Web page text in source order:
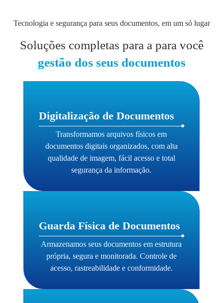
Tecnologia e segurança para seus documentos, em um só lugar
Soluções completas para a para você
gestão dos seus documentos
Digitalização de Documentos
Transformamos arquivos físicos em
documentos digitais organizados, com alta
qualidade de imagem, fácil acesso e total
segurança da informação.
Guarda Física de Documentos
Armazenamos seus documentos em estrutura
própria, segura e monitorada. Controle de
acesso, rastreabilidade e conformidade.